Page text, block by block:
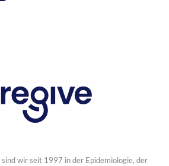
wir seit 1997 in der Epidemiologie, der